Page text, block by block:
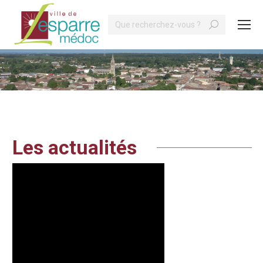
Search:
Vous êtes ici :
Les actualités